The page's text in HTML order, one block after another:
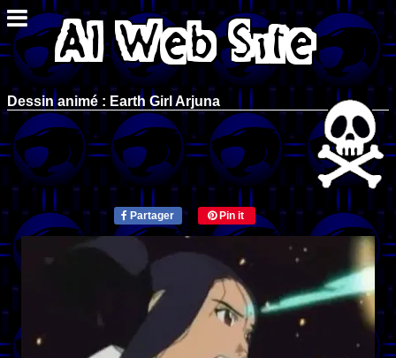
Dessin animé : Earth Girl Arjuna
Partager Pin it